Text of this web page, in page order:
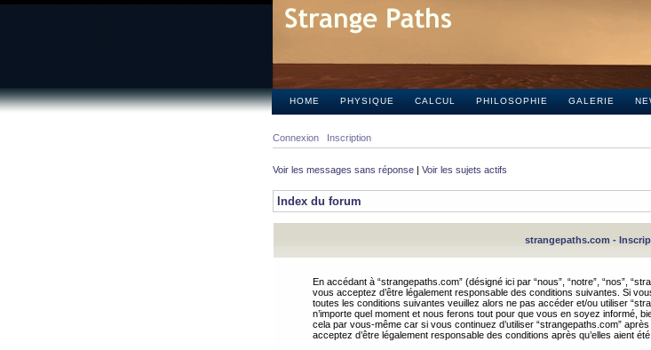
HOME PHYSIQUE CALCUL PHILOSOPHIE GALERIE
Connexion Inscription
Voir les messages sans réponse | Voir les sujets actifs
Index du forum
strangepaths.com -
En accédant à “strangepaths.com” (désigné ici par “nous”, “notre”, “nos”,
vous acceptez d’être légalement responsable des conditions suivantes. Si
toutes les conditions suivantes veuillez alors ne pas accéder et/ou utiliser
n’importe quel moment et nous ferons tout pour que vous en soyez informé,
cela par vous-même car si vous continuez d’utiliser “strangepaths.com”
acceptez d’être légalement responsable des conditions après qu’elles aient